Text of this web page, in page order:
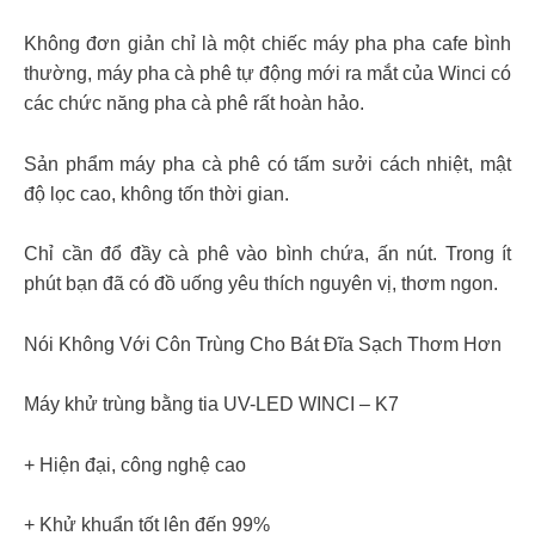
Không đơn giản chỉ là một chiếc máy pha pha cafe bình
thường, máy pha cà phê tự động mới ra mắt của Winci có
các chức năng pha cà phê rất hoàn hảo.
Sản phẩm máy pha cà phê có tấm sưởi cách nhiệt, mật
độ lọc cao, không tốn thời gian.
Chỉ cần đổ đầy cà phê vào bình chứa, ấn nút. Trong ít
phút bạn đã có đồ uống yêu thích nguyên vị, thơm ngon.
Nói Không Với Côn Trùng Cho Bát Đĩa Sạch Thơm Hơn
Máy khử trùng bằng tia UV-LED WINCI – K7
+ Hiện đại, công nghệ cao
+ Khử khuẩn tốt lên đến 99%